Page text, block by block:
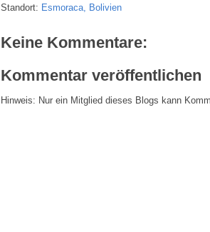
Standort: Esmoraca, Bolivien
Keine Kommentare:
Kommentar veröffentlichen
Hinweis: Nur ein Mitglied dieses Blogs kann